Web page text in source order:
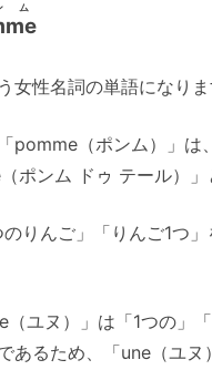
ム
女性名詞の単語になりま
pomme（ポンム）」
ポンム ドゥ テール）」
のりんご」「りんご1つ
（ユヌ）」は「1つの
あるため、「une（ユヌ